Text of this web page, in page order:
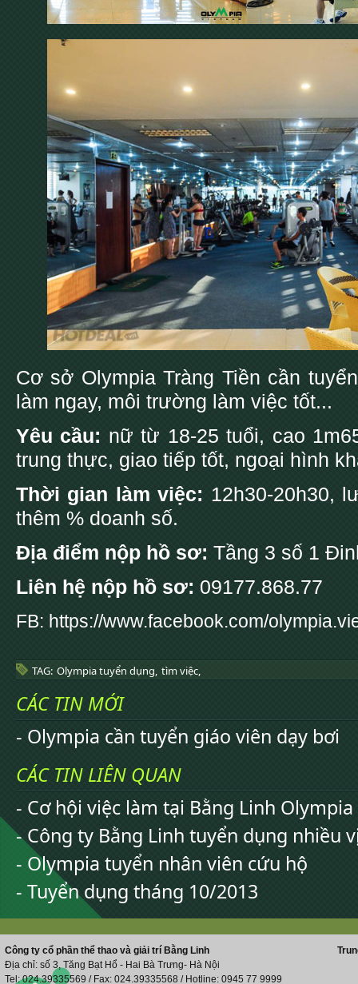
Cơ sở Olympia Tràng Tiền cần
làm ngay, môi trường làm việc tốt...
Yêu cầu: nữ từ 18-25 tuổi, cao
trung thực, giao tiếp tốt, ngoại hình
Thời gian làm việc: 12h30-20h30,
thêm % doanh số.
Địa điểm nộp hồ sơ: Tầng 3 số 1
Liên hệ nộp hồ sơ: 09177.868.77
FB: https://www.facebook.com/
TAG: Olympia tuyển dụng, tìm việc,
CÁC TIN MỚI
- Olympia cần tuyển giáo viên dạy bơi
CÁC TIN LIÊN QUAN
- Cơ hội việc làm tại Bằng Linh Olympia
- Công ty Bằng Linh tuyển dụng nhiều
- Olympia tuyển nhân viên cứu hộ
- Tuyển dụng tháng 10/2013
Công ty cổ phần thể thao và giải trí Bằng Linh
Địa chỉ: số 3, Tăng Bạt Hổ - Hai Bà Trưng- Hà Nội
Tel: 024.39335569 / Fax: 024.39335568 / Hotline: 0945 77 9999